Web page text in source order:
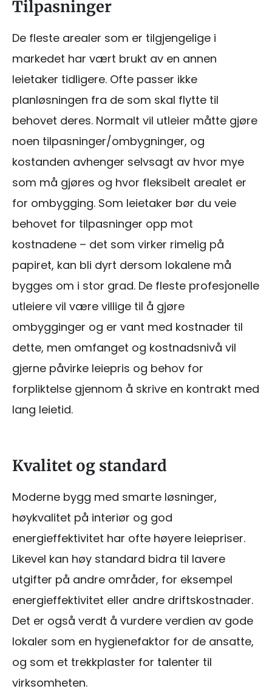
Tilpasninger
De fleste arealer som er tilgjengelige i
markedet har vært brukt av en annen
leietaker tidligere. Ofte passer ikke
planløsningen fra de som skal flytte til
behovet deres. Normalt vil utleier måtte gjøre
noen tilpasninger/ombygninger, og
kostanden avhenger selvsagt av hvor mye
som må gjøres og hvor fleksibelt arealet er
for ombygging. Som leietaker bør du veie
behovet for tilpasninger opp mot
kostnadene – det som virker rimelig på
papiret, kan bli dyrt dersom lokalene må
bygges om i stor grad. De fleste profesjonelle
utleiere vil være villige til å gjøre
ombygginger og er vant med kostnader til
dette, men omfanget og kostnadsnivå vil
gjerne påvirke leiepris og behov for
forpliktelse gjennom å skrive en kontrakt med
lang leietid.
Kvalitet og standard
Moderne bygg med smarte løsninger,
høykvalitet på interiør og god
energieffektivitet har ofte høyere leiepriser.
Likevel kan høy standard bidra til lavere
utgifter på andre områder, for eksempel
energieffektivitet eller andre driftskostnader.
Det er også verdt å vurdere verdien av gode
lokaler som en hygienefaktor for de ansatte,
og som et trekkplaster for talenter til
virksomheten.